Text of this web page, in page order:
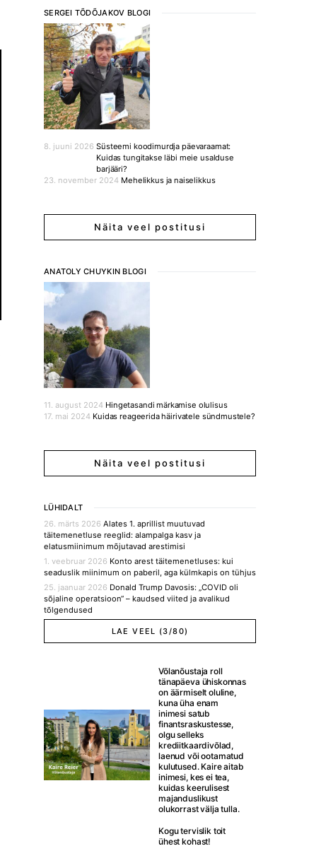
SERGEI TÕDÕJAKOV BLOGI
Süsteemi koodimurdja päevaraamat:
Kuidas tungitakse läbi meie usalduse
barjääri?
8. juuni 2026
Mehelikkus ja naiselikkus
23. november 2024
Näita veel postitusi
ANATOLY CHUYKIN BLOGI
Hingetasandi märkamise olulisus
11. august 2024
Kuidas reageerida häirivatele sündmustele?
17. mai 2024
Näita veel postitusi
LÜHIDALT
26. märts 2026 Alates 1. aprillist muutuvad
täitemenetluse reeglid: alampalga kasv ja
elatusmiinimum mõjutavad arestimisi
1. veebruar 2026 Konto arest täitemenetluses: kui
seaduslik miinimum on paberil, aga külmkapis on tühjus
25. jaanuar 2026 Donald Trump Davosis: „COVID oli
sõjaline operatsioon“ – kaudsed viited ja avalikud
tõlgendused
LAE VEEL (3/80)
Võlanõustaja roll
tänapäeva ühiskonnas
on äärmiselt oluline,
kuna üha enam
inimesi satub
finantsraskustesse,
olgu selleks
krediitkaardivõlad,
laenud või ootamatud
kulutused. Kaire aitab
inimesi, kes ei tea,
kuidas keerulisest
majanduslikust
olukorrast välja tulla.
Kogu tervislik toit
ühest kohast!